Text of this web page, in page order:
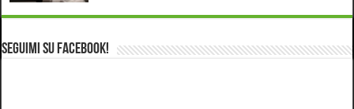
Seguimi su Facebook!